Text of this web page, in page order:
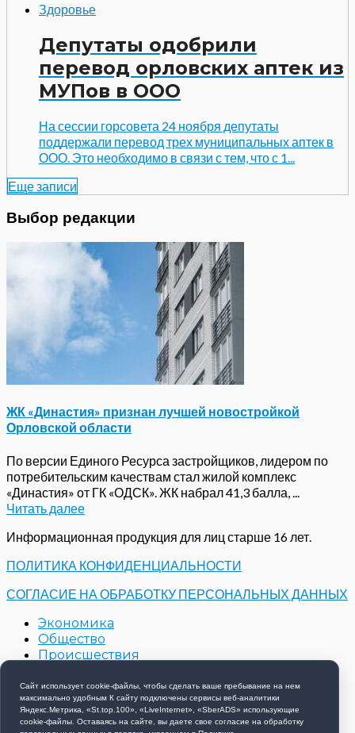
Здоровье
Депутаты одобрили
перевод орловских аптек из
МУПов в ООО
На сессии горсовета 24 ноября депутаты
поддержали перевод трех муниципальных аптек в
ООО. Это необходимо в связи с тем, что с 1...
Еще записи
Выбор редакции
ЖК «Династия» признан лучшей новостройкой
Орловской области
По версии Единого Ресурса застройщиков, лидером по
потребительским качествам стал жилой комплекс
«Династия» от ГК «ОДСК». ЖК набрал 41,3 балла, ...
Читать далее
Информационная продукция для лиц старше 16 лет.
ПОЛИТИКА КОНФИДЕНЦИАЛЬНОСТИ
СОГЛАСИЕ НА ОБРАБОТКУ ПЕРСОНАЛЬНЫХ ДАННЫХ
Экономика
Общество
Происшествия
Контакты
Новости компаний
Сайт использует cookie-файлы, чтобы сделать ваше пребывание на нем
максимально удобным К cайту подключены сервисы веб-аналитики
Яндекс.Метрика, «St.top.100», «LiveInternet», «SberADS» использующиe
cookie-файлы. Оставаясь на сайте, вы даете свое согласие на обработку